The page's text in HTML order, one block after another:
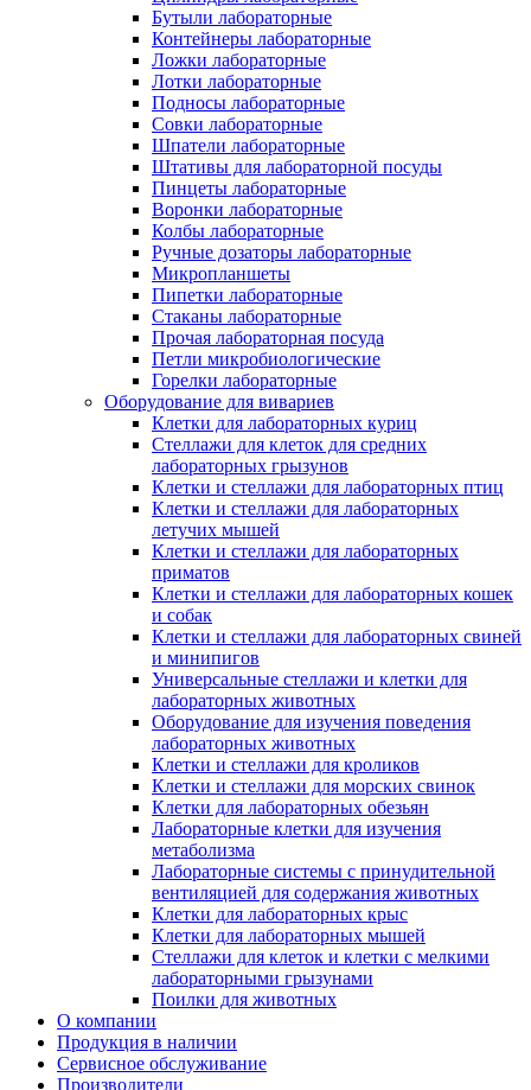
Бутыли лабораторные
Контейнеры лабораторные
Ложки лабораторные
Лотки лабораторные
Подносы лабораторные
Совки лабораторные
Шпатели лабораторные
Штативы для лабораторной посуды
Пинцеты лабораторные
Воронки лабораторные
Колбы лабораторные
Ручные дозаторы лабораторные
Микропланшеты
Пипетки лабораторные
Стаканы лабораторные
Прочая лабораторная посуда
Петли микробиологические
Горелки лабораторные
Оборудование для вивариев
Клетки для лабораторных куриц
Стеллажи для клеток для средних
лабораторных грызунов
Клетки и стеллажи для лабораторных птиц
Клетки и стеллажи для лабораторных
летучих мышей
Клетки и стеллажи для лабораторных
приматов
Клетки и стеллажи для лабораторных кошек
и собак
Клетки и стеллажи для лабораторных свиней
и минипигов
Универсальные стеллажи и клетки для
лабораторных животных
Оборудование для изучения поведения
лабораторных животных
Клетки и стеллажи для кроликов
Клетки и стеллажи для морских свинок
Клетки для лабораторных обезьян
Лабораторные клетки для изучения
метаболизма
Лабораторные системы с принудительной
вентиляцией для содержания животных
Клетки для лабораторных крыс
Клетки для лабораторных мышей
Стеллажи для клеток и клетки с мелкими
лабораторными грызунами
Поилки для животных
О компании
Продукция в наличии
Сервисное обслуживание
Производители